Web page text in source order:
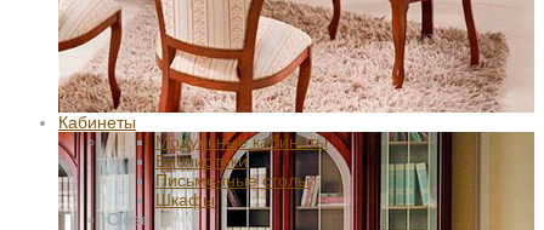
Кабинеты
Модульные кабинеты
Библиотеки
Письменные столы
Шкафы
Close